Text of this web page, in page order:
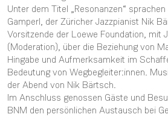
Unter dem Titel „Resonanzen“
Gamperl, der Züricher Jazzpianist Nik
Vorsitzende der Loewe Foundation, mit
(Moderation), über die Beziehung von
Hingabe und Aufmerksamkeit im
Bedeutung von Wegbegleiter:innen.
der Abend von Nik Bärtsch.
Im Anschluss genossen Gäste und
BNM den persönlichen Austausch bei